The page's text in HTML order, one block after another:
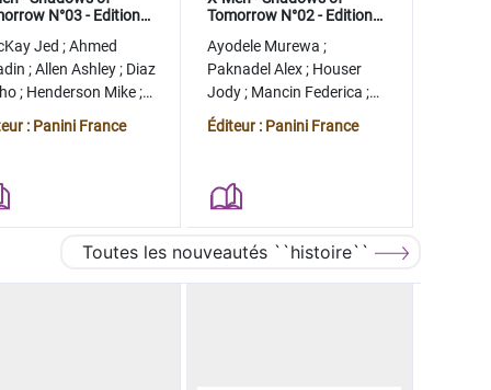
N°03 - Edition
Jed ;Ahmed
;Allen Ashley; Diaz
; Henderson Mike;
: Panini France
Tomorrow N°02 - Edition
Ayodele Murewa ;
Paknadel Alex; Houser
Jody; Mancin Federica ;
Antonio Roge
Éditeur : Panini France
Toutes les nouveautés ``histoire``